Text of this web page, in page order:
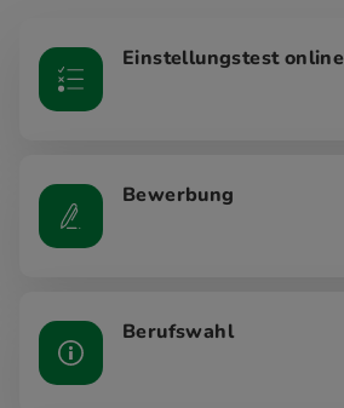
Einstellungstest online
Bewerbung
Berufswahl